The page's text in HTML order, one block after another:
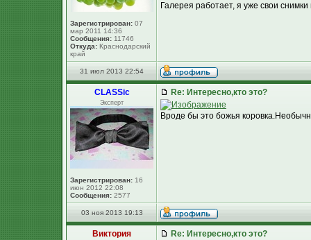
Зарегистрирован: 07
мар 2011 14:36
Сообщения: 11746
Откуда: Краснодарский
край
Галерея работает, я уже свои
31 июл 2013 22:54
CLASSic
Эксперт
Зарегистрирован: 16
июн 2012 22:08
Сообщения: 2577
Re: Интересно,кто это?
Вроде бы это божья
03 ноя 2013 19:13
Виктория
Re: Интересно,кто это?